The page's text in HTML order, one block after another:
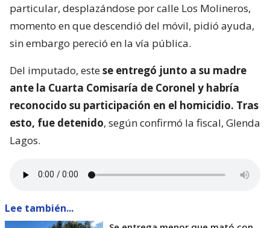
particular, desplazándose por calle Los Molineros,
momento en que descendió del móvil, pidió ayuda,
sin embargo pereció en la vía pública.
Del imputado, estese entregó junto a su madre
ante la Cuarta Comisaría de Coronel y habría
reconocido su participación en el homicidio. Tras
esto, fue detenido, según confirmó la fiscal, Glenda
Lagos.
Lee también...